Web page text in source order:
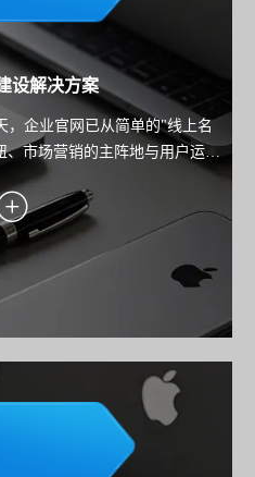
设解决方案
，企业官网已从简单的"线上名
市场营销的主阵地与用户运营
业规划并构建一个集品牌展示、
于一体的高端官方网站，确保
驱动业务增长的战略资产。